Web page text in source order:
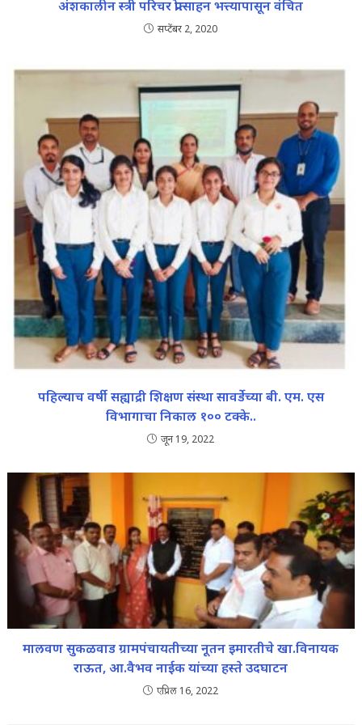
अंशकालीन स्त्री परिचर प्रोत्साहन भत्त्यापासून वंचित
सप्टेंबर 2, 2020
पहिल्याच वर्षी सह्याद्री शिक्षण संस्था सावर्डेच्या बी. एम. एस
विभागाचा निकाल १०० टक्के..
जून 19, 2022
मालवण सुकळवाड ग्रामपंचायतीच्या नूतन इमारतीचे खा.विनायक
राऊत, आ.वैभव नाईक यांच्या हस्ते उदघाटन
एप्रिल 16, 2022